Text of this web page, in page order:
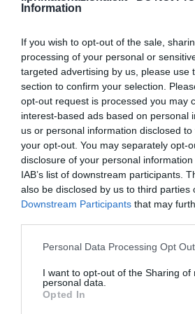
Information
If you wish to opt-out of the sale,
processing of your personal or
targeted advertising by us, please use
section to confirm your selection.
opt-out request is processed you may
interest-based ads based on personal
us or personal information disclosed
your opt-out. You may separately opt-
disclosure of your personal
IAB’s list of downstream participants.
also be disclosed by us to third parties
Downstream Participants that may
Please note that this website/app uses
not limited to your visit or usage
grant or deny consent to Google and
use your data for below specified
Personal Data Processing Opt
I want to opt-out of the Sharing of
personal data.
Opted In
La sinistra è così serva delle
ricordo di